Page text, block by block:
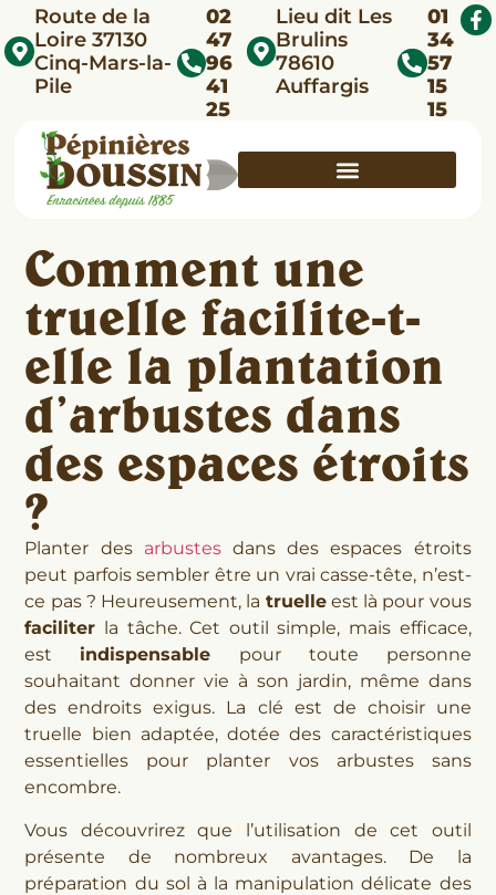
Route de la
Loire 37130
Cinq-Mars-la-
Pile
02
47
96
41
25
Lieu dit Les
Brulins
78610
Auffargis
01
34
57
15
15
Comment une
truelle facilite-t-
elle la plantation
d’arbustes dans
des espaces étroits
?
Planter des arbustesdans des espaces étroits
peut parfois sembler être un vrai casse-tête, n’est-
ce pas ? Heureusement, la truelleest là pour vous
faciliter la tâche. Cet outil simple, mais efficace,
est indispensable pour toute personne
souhaitant donner vie à son jardin, même dans
des endroits exigus. La clé est de choisir une
truelle bien adaptée, dotée des caractéristiques
essentielles pour planter vos arbustes sans
encombre.
Vous découvrirez que l’utilisation de cet outil
présente de nombreux avantages. De la
préparation du sol à la manipulation délicate des